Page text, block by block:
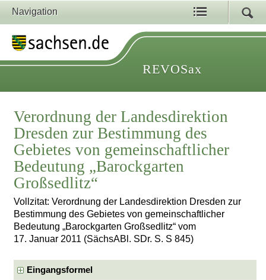
Navigation
REVOSax
Verordnung der Landesdirektion
Dresden zur Bestimmung des
Gebietes von gemeinschaftlicher
Bedeutung „Barockgarten
Großsedlitz“
Vollzitat: Verordnung der Landesdirektion Dresden zur
Bestimmung des Gebietes von gemeinschaftlicher
Bedeutung „Barockgarten Großsedlitz“ vom
17. Januar 2011 (SächsABl. SDr. S. S 845)
Eingangsformel